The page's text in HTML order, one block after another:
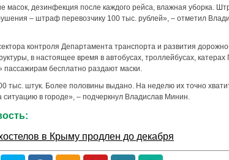
масок, дезинфекция после каждого рейса, влажная уборка.
– штраф перевозчику 100 тыс. рублей», – отметил
контроля Департамента транспорта и развития
в настоящее время в автобусах, троллейбусах, катерах
пассажирам бесплатно раздают маски.
тыс. штук. Более половины выдано. На неделю их точно
ситуацию в городе», – подчеркнул Владислав Минин.
в Крыму продлен до декабря